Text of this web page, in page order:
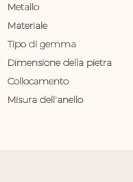
Metallo
Materiale
Tipo di gemma
Dimensione della pietra
Collocamento
Misura dell'anello